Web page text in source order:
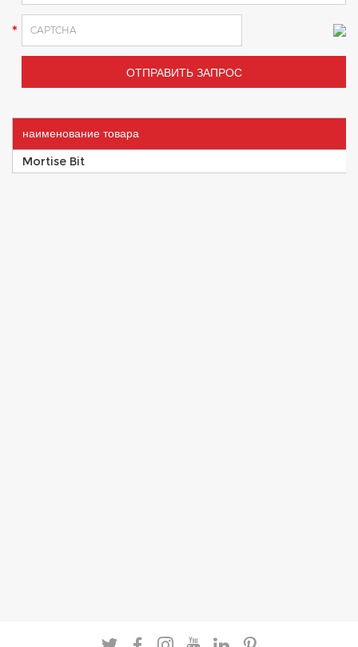
наименование товара
Mortise Bit